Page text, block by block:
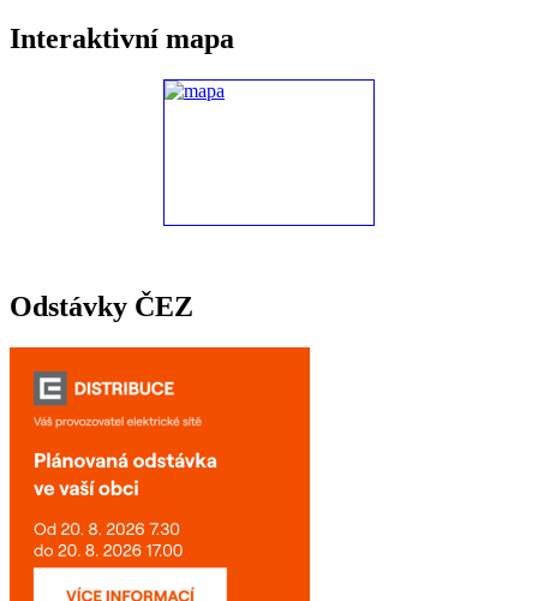
Interaktivní mapa
Odstávky ČEZ